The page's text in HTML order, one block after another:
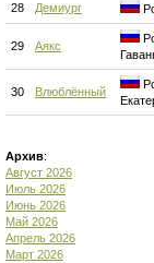
28 Демиург
29 Аякс
30 Влюблённый
Архив:
Август 2026
Июль 2026
Июнь 2026
Май 2026
Апрель 2026
Март 2026